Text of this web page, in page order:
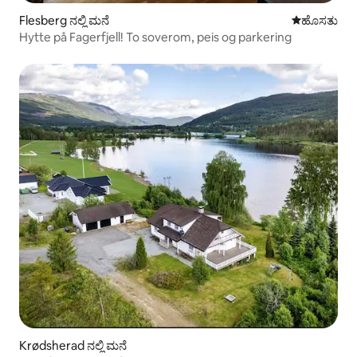
Flesberg ನಲ್ಲಿ ಮನೆ ವಾಸ್ತವ್ಯ
ಹೊಸತು
Hytte på Fagerfjell! To soverom, peis og parkering
Krødsherad ನಲ್ಲಿ ಮನೆ